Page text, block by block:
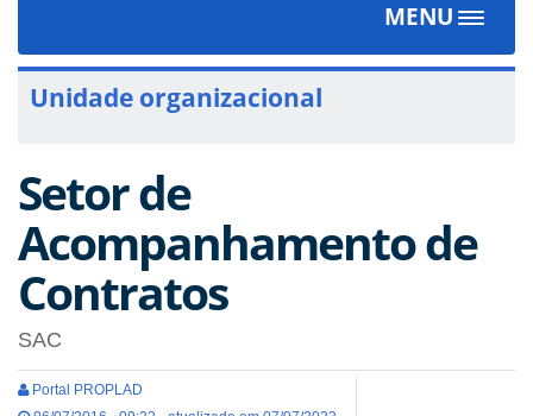
MENU
Toggle
Unidade organizacional
Setor de
Acompanhamento de
Contratos
SAC
Portal PROPLAD